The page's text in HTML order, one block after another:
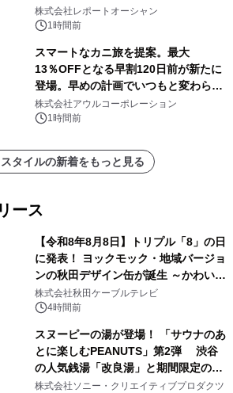
センター・高速光通信需要が成長を加
速
株式会社レポートオーシャン
1時間前
スマートなカニ旅を提案。最大
13％OFFとなる早割120日前が新たに
登場。早めの計画でいつもと変わらぬ
大人の冬旅を。ー夕日ヶ浦温泉「佳松
苑 別邸ふうか」ー
株式会社アウルコーポレーション
1時間前
タイルの新着をもっと見る
ース
【令和8年8月8日】トリプル「8」の日
に発表！ ヨックモック・地域バージョ
ンの秋田デザイン缶が誕生 ～かわいい
秋田犬の子犬と秋田の四季と名所を巡
るパッケージ～ 9月1日(火)秋田県内で
株式会社秋田ケーブルテレビ
4時間前
スヌーピーの湯が登場！ 「サウナのあ
とに楽しむPEANUTS」第2弾 渋谷
の人気銭湯「改良湯」と期間限定のコ
ラボレーション サウナイキタイコラ
株式会社ソニー・クリエイティブプロダクツ